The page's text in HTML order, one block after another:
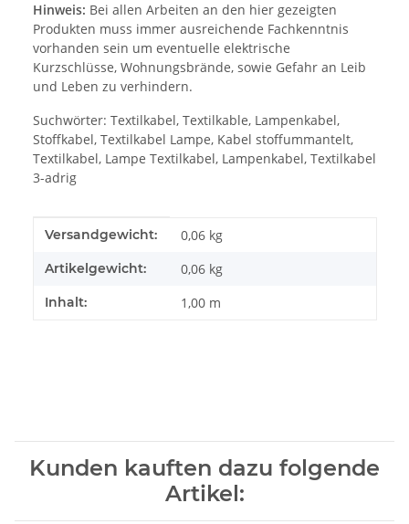
Hinweis: Bei allen Arbeiten an den hier gezeigten
Produkten muss immer ausreichende Fachkenntnis
vorhanden sein um eventuelle elektrische
Kurzschlüsse, Wohnungsbrände, sowie Gefahr an Leib
und Leben zu verhindern.
Suchwörter: Textilkabel, Textilkable, Lampenkabel,
Stoffkabel, Textilkabel Lampe, Kabel stoffummantelt,
Textilkabel, Lampe Textilkabel, Lampenkabel, Textilkabel
3-adrig
Produkteigenschaft
Wert
Versandgewicht: 0,06 kg
Artikelgewicht: 0,06 kg
Inhalt: 1,00 m
Kunden kauften dazu folgende
Artikel: